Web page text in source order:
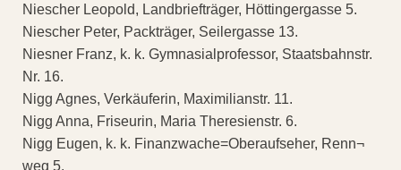
Niescher Leopold, Landbriefträger, Höttingergasse 5.
Niescher Peter, Packträger, Seilergasse 13.
Niesner Franz, k. k. Gymnasialprofessor, Staatsbahnstr.
Nr. 16.
Nigg Agnes, Verkäuferin, Maximilianstr. 11.
Nigg Anna, Friseurin, Maria Theresienstr. 6.
Nigg Eugen, k. k. Finanzwache=Oberaufseher, Renn¬
weg 5.